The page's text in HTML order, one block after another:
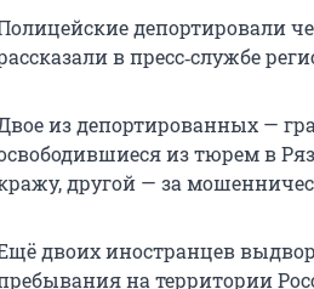
депортировали
в пресс‑службе
из депортированных —
из тюрем в
другой — за
двоих иностранцев
на территории